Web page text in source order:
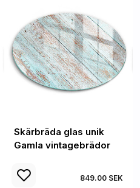
Skärbräda glas unik
Gamla vintagebrädor
849.00 SEK